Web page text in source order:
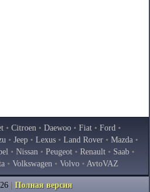
• Citroen • Daewoo • Fiat • Ford •
• Jeep • Lexus • Land Rover • Mazda •
• Nissan • Peugeot • Renault • Saab •
• Volkswagen • Volvo • AvtoVAZ
Полная версия